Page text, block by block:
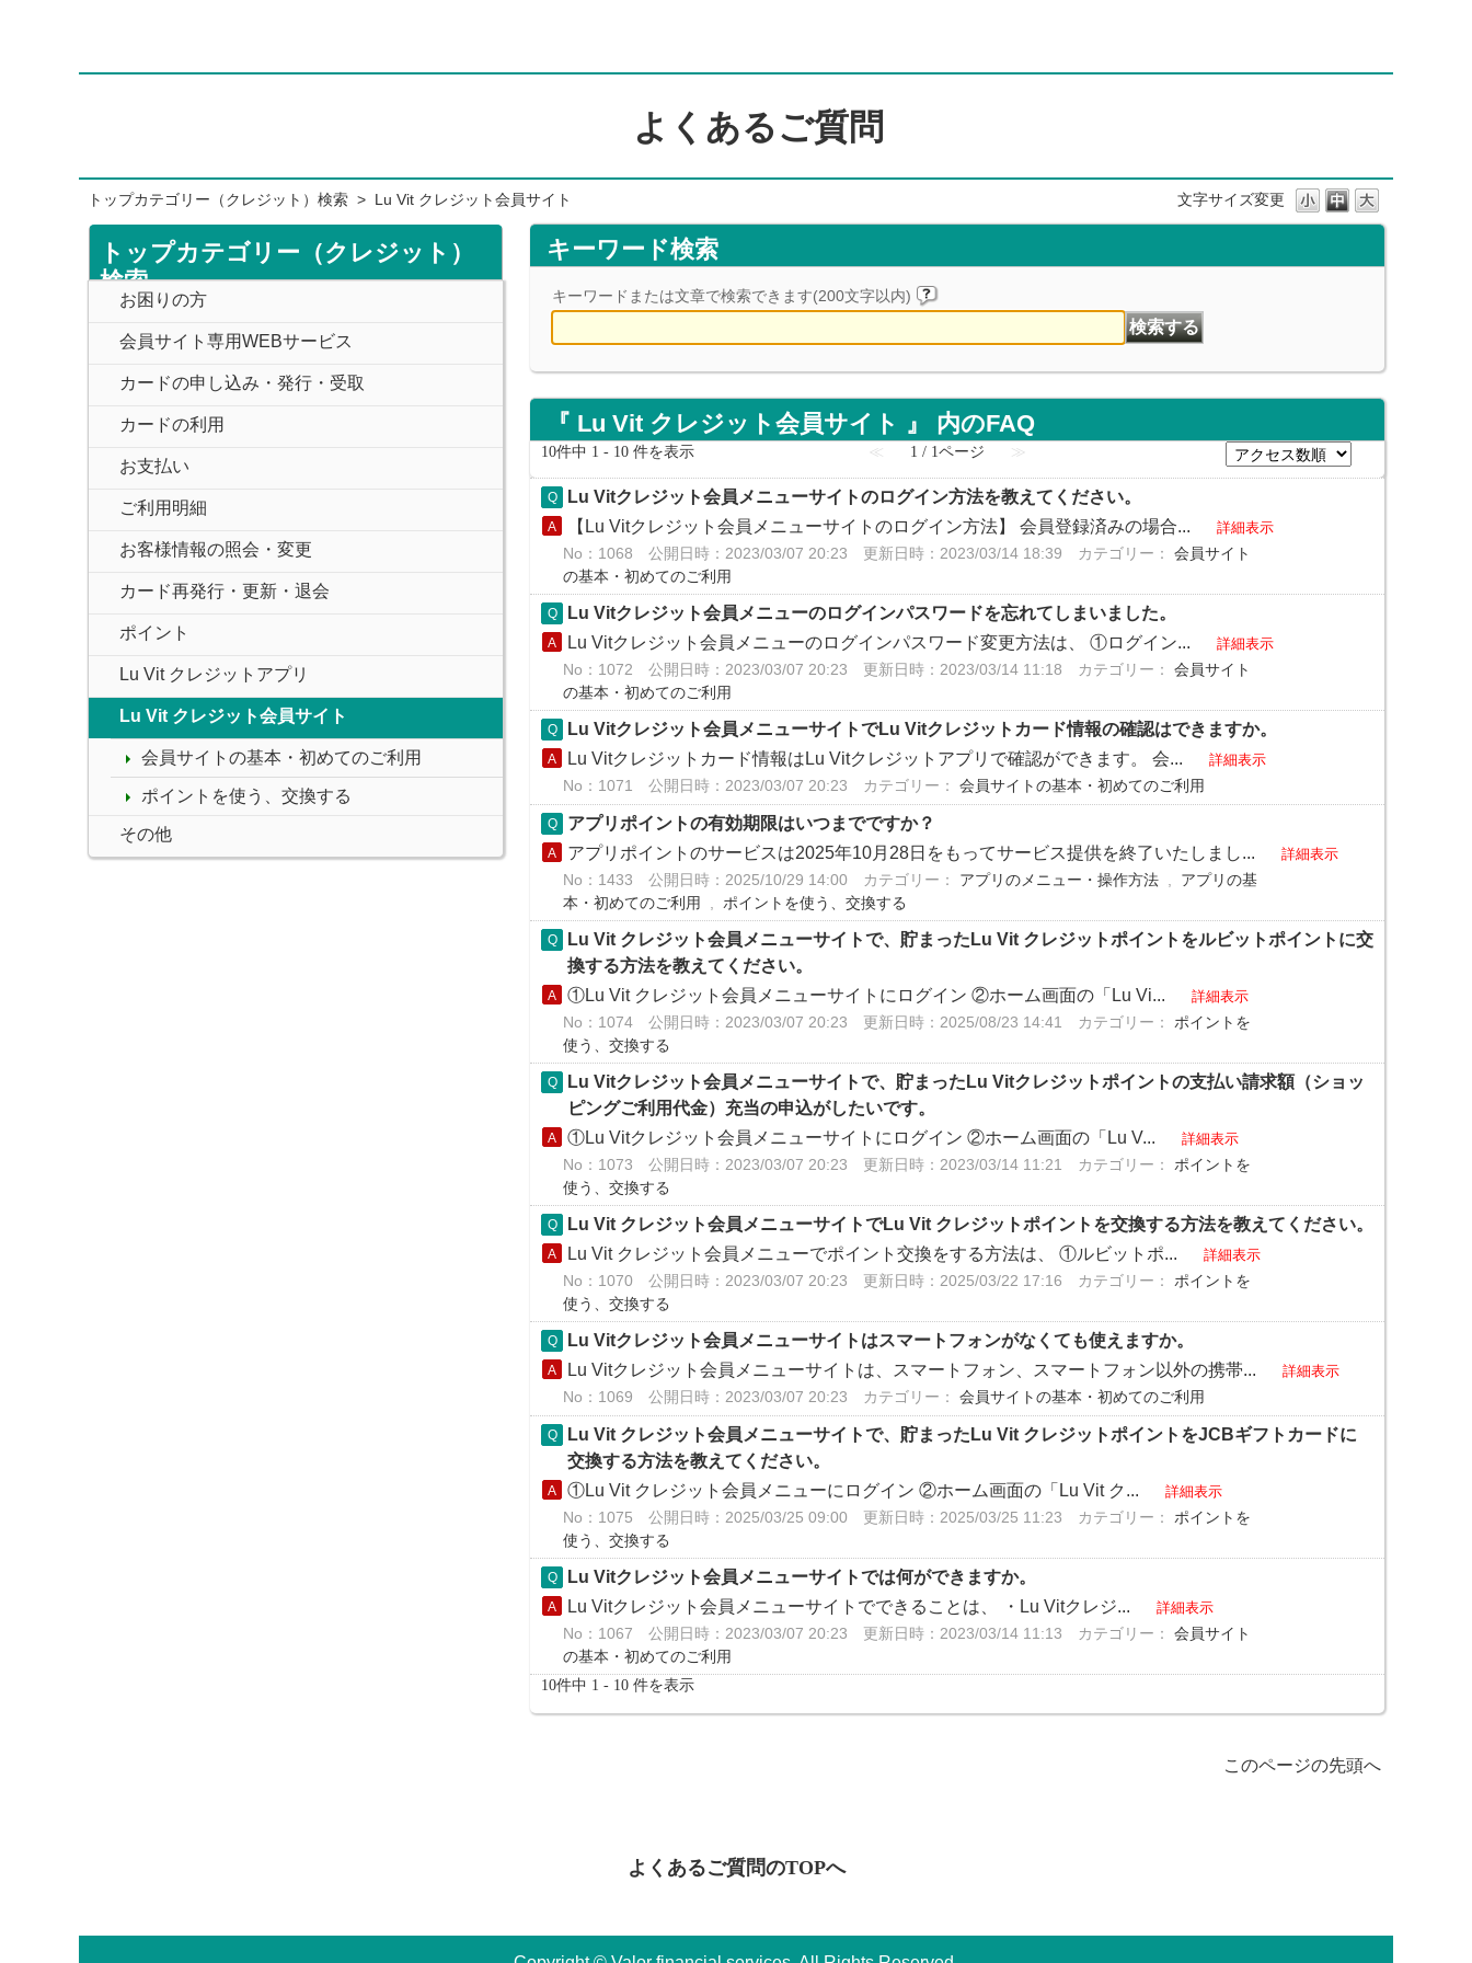
よくあるご質問
文字サイズ変更
トップカテゴリー（クレジット）検索 > Lu Vit クレジット会員サイト
トップカテゴリー（クレジット）
検索
お困りの方
会員サイト専用WEBサービス
カードの申し込み・発行・受取
カードの利用
お支払い
ご利用明細
お客様情報の照会・変更
カード再発行・更新・退会
ポイント
Lu Vit クレジットアプリ
Lu Vit クレジット会員サイト
会員サイトの基本・初めてのご利用
ポイントを使う、交換する
その他
キーワード検索
キーワードまたは文章で検索できます(200文字以内)
『 Lu Vit クレジット会員サイト 』 内のFAQ
10件中 1 - 10 件を表示 ≪ 1 / 1ページ ≫
Lu Vitクレジット会員メニューサイトのログイン方法を教えてください。
【Lu Vitクレジット会員メニューサイトのログイン方法】 会員登録済みの場合...
詳細表示
No：1068
公開日時：2023/03/07 20:23 更新日時：2023/03/14 18:39 カテゴリー： 会員サイト
の基本・初めてのご利用
Lu Vitクレジット会員メニューのログインパスワードを忘れてしまいました。
Lu Vitクレジット会員メニューのログインパスワード変更方法は、 ①ログイン...
詳細表示
No：1072
公開日時：2023/03/07 20:23 更新日時：2023/03/14 11:18 カテゴリー： 会員サイト
の基本・初めてのご利用
Lu Vitクレジット会員メニューサイトでLu Vitクレジットカード情報の確認はできますか。
Lu Vitクレジットカード情報はLu Vitクレジットアプリで確認ができます。 会...
詳細表示
No：1071
公開日時：2023/03/07 20:23 カテゴリー： 会員サイトの基本・初めてのご利用
アプリポイントの有効期限はいつまでですか？
アプリポイントのサービスは2025年10月28日をもってサービス提供を終了いたしまし...
詳細表示
No：1433
公開日時：2025/10/29 14:00 カテゴリー： アプリのメニュー・操作方法 , アプリの基
本・初めてのご利用
, ポイントを使う、交換する
Lu Vit クレジット会員メニューサイトで、貯まったLu Vit クレジットポイントをルビットポイントに交
換する方法を教えてください。
①Lu Vit クレジット会員メニューサイトにログイン ②ホーム画面の「Lu Vi...
詳細表示
No：1074
公開日時：2023/03/07 20:23 更新日時：2025/08/23 14:41 カテゴリー： ポイントを
使う、交換する
Lu Vitクレジット会員メニューサイトで、貯まったLu Vitクレジットポイントの支払い請求額（ショッ
ピングご利用代金）充当の申込がしたいです。
①Lu Vitクレジット会員メニューサイトにログイン ②ホーム画面の「Lu V...
詳細表示
No：1073
公開日時：2023/03/07 20:23 更新日時：2023/03/14 11:21 カテゴリー： ポイントを
使う、交換する
Lu Vit クレジット会員メニューサイトでLu Vit クレジットポイントを交換する方法を教えてください。
Lu Vit クレジット会員メニューでポイント交換をする方法は、 ①ルビットポ...
詳細表示
No：1070
公開日時：2023/03/07 20:23 更新日時：2025/03/22 17:16 カテゴリー： ポイントを
使う、交換する
Lu Vitクレジット会員メニューサイトはスマートフォンがなくても使えますか。
Lu Vitクレジット会員メニューサイトは、スマートフォン、スマートフォン以外の携帯...
詳細表示
No：1069
公開日時：2023/03/07 20:23 カテゴリー： 会員サイトの基本・初めてのご利用
Lu Vit クレジット会員メニューサイトで、貯まったLu Vit クレジットポイントをJCBギフトカードに
交換する方法を教えてください。
①Lu Vit クレジット会員メニューにログイン ②ホーム画面の「Lu Vit ク...
詳細表示
No：1075
公開日時：2025/03/25 09:00 更新日時：2025/03/25 11:23 カテゴリー： ポイントを
使う、交換する
Lu Vitクレジット会員メニューサイトでは何ができますか。
Lu Vitクレジット会員メニューサイトでできることは、 ・Lu Vitクレジ...
詳細表示
No：1067
公開日時：2023/03/07 20:23 更新日時：2023/03/14 11:13 カテゴリー： 会員サイト
の基本・初めてのご利用
10件中 1 - 10 件を表示
このページの先頭へ
よくあるご質問のTOPへ